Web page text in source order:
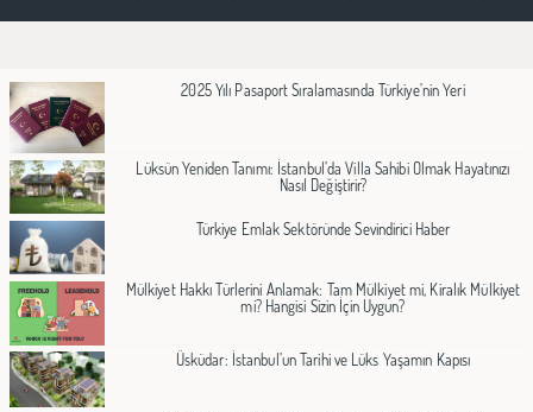
2025 Yılı Pasaport Sıralamasında Türkiye’nin Yeri
Lüksün Yeniden Tanımı: İstanbul’da Villa Sahibi Olmak Hayatınızı
Nasıl Değiştirir?
Türkiye Emlak Sektöründe Sevindirici Haber
Mülkiyet Hakkı Türlerini Anlamak: Tam Mülkiyet mi, Kiralık Mülkiyet
mi? Hangisi Sizin İçin Uygun?
Üsküdar: İstanbul’un Tarihi ve Lüks Yaşamın Kapısı